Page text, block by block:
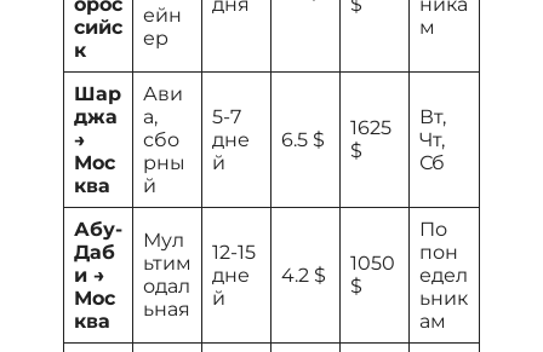
сийс
к
ейн
ер
м
Шар
джа
→
Мос
ква
Ави
а,
сбо
рны
й
5-7
дне
й
6.5 $
1625
$
Вт,
Чт,
Сб
Абу-
Даб
и →
Мос
ква
Мул
ьтим
одал
ьная
12-15
дне
й
4.2 $
1050
$
По
пон
едел
ьник
ам